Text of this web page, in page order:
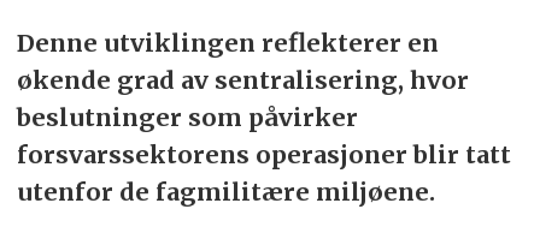
Denne utviklingen reflekterer en
økende grad av sentralisering, hvor
beslutninger som påvirker
forsvarssektorens operasjoner blir tatt
utenfor de fagmilitære miljøene.